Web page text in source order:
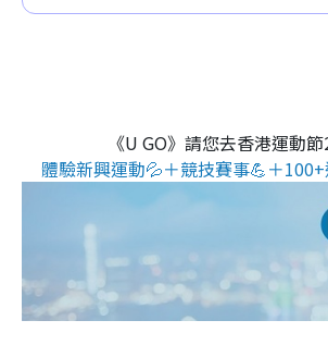
《U GO》請您去香港運動節
體驗新興運動💦＋競技賽事💪＋